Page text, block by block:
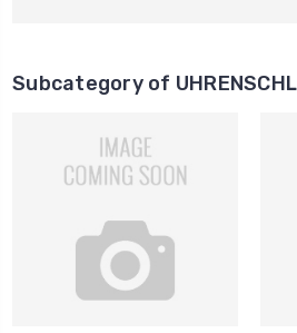
Subcategory of